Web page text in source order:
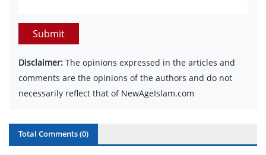
Submit
Disclaimer: The opinions expressed in the articles and
comments are the opinions of the authors and do not
necessarily reflect that of NewAgeIslam.com
Total Comments (0)